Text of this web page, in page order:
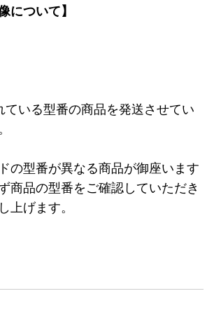
について】
ている型番の商品を発送させてい
の型番が異なる商品が御座います
商品の型番をご確認していただき
上げます。